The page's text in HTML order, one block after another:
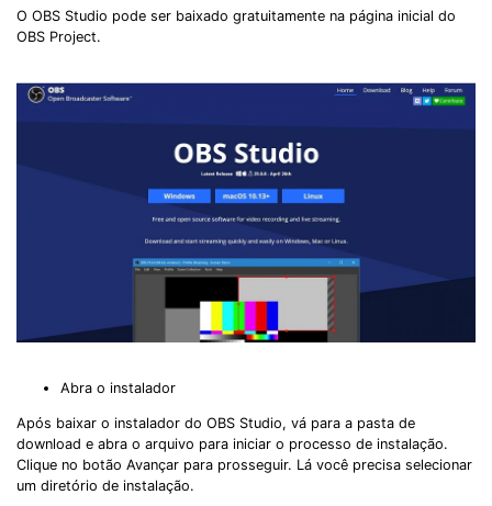
O OBS Studio pode ser baixado gratuitamente na página inicial do
OBS Project.
Abra o instalador
Após baixar o instalador do OBS Studio, vá para a pasta de
download e abra o arquivo para iniciar o processo de instalação.
Clique no botão Avançar para prosseguir. Lá você precisa selecionar
um diretório de instalação.